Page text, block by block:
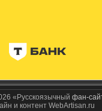
«Русскоязычный фан-
и контент WebArtisan.ru